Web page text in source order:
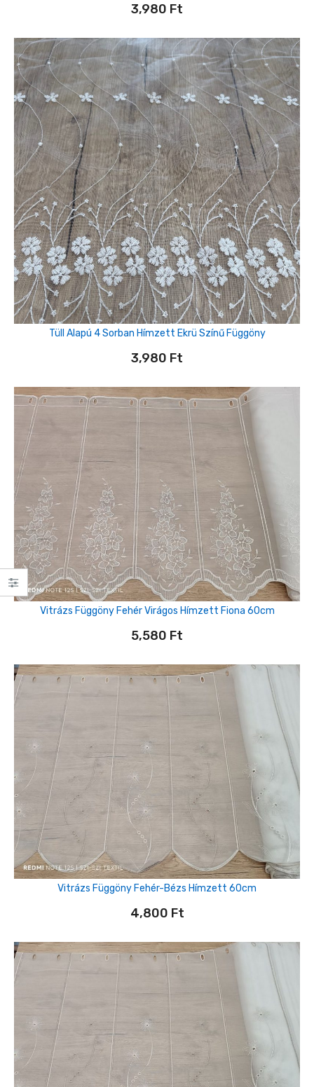
3,980 Ft
Tüll Alapú 4 Sorban Hímzett Ekrü Színű Függöny
3,980 Ft
Vitrázs Függöny Fehér Virágos Hímzett Fiona 60cm
5,580 Ft
Vitrázs Függöny Fehér-Bézs Hímzett 60cm
4,800 Ft